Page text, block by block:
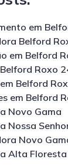
em
Belford
em Belford
Roxo
Belford
em Belford
Novo Gama
Nossa
Novo
Alta Floresta